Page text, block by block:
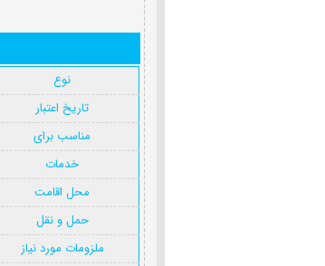
نوع
تاریخ اعتبار
مناسب برای
خدمات
محل اقامت
حمل و نقل
ملزومات مورد نیاز